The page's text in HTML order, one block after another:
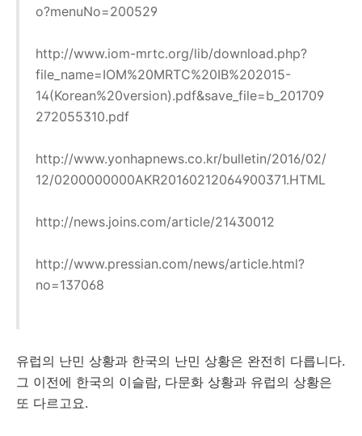
o?menuNo=200529
http://www.iom-mrtc.org/lib/download.php?
file_name=IOM%20MRTC%20IB%202015-
14(Korean%20version).pdf&save_file=b_201709
272055310.pdf
http://www.yonhapnews.co.kr/bulletin/2016/02/
12/0200000000AKR20160212064900371.HTML
http://news.joins.com/article/21430012
http://www.pressian.com/news/article.html?
no=137068
유럽의 난민 상황과 한국의 난민 상황은 완전히 다릅니다.
그 이전에 한국의 이슬람, 다문화 상황과 유럽의 상황은
또 다르고요.